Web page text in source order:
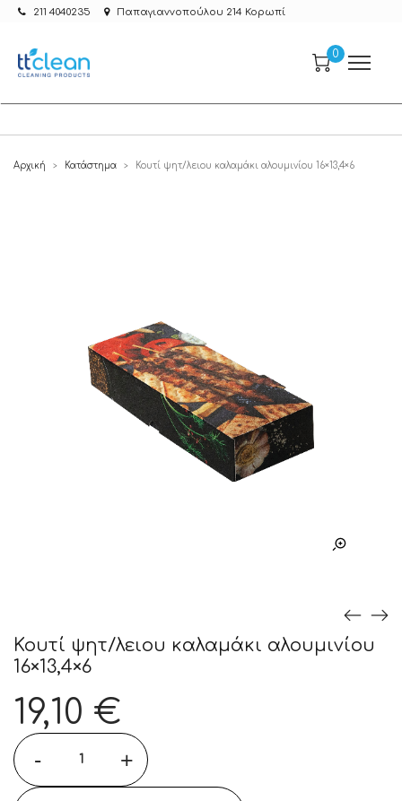
211 4040235 Παπαγιαννοπούλου 214 Κορωπί
0
Αρχική > Κατάστημα > Κουτί ψητ/λειου καλαμάκι αλουμινίου 16×13,4×6
Κουτί ψητ/λειου καλαμάκι αλουμινίου
16×13,4×6
19,10 €
- +